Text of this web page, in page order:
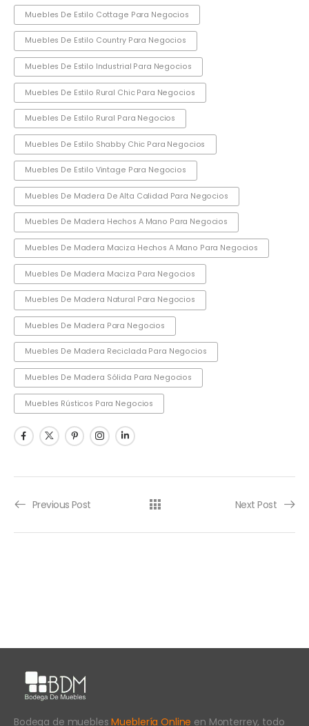
Muebles De Estilo Cottage Para Negocios
Muebles De Estilo Country Para Negocios
Muebles De Estilo Industrial Para Negocios
Muebles De Estilo Rural Chic Para Negocios
Muebles De Estilo Rural Para Negocios
Muebles De Estilo Shabby Chic Para Negocios
Muebles De Estilo Vintage Para Negocios
Muebles De Madera De Alta Calidad Para Negocios
Muebles De Madera Hechos A Mano Para Negocios
Muebles De Madera Maciza Hechos A Mano Para Negocios
Muebles De Madera Maciza Para Negocios
Muebles De Madera Natural Para Negocios
Muebles De Madera Para Negocios
Muebles De Madera Reciclada Para Negocios
Muebles De Madera Sólida Para Negocios
Muebles Rústicos Para Negocios
Previous Post Next Post
Bodega de mueblesMueblería Online en Monterrey, todo